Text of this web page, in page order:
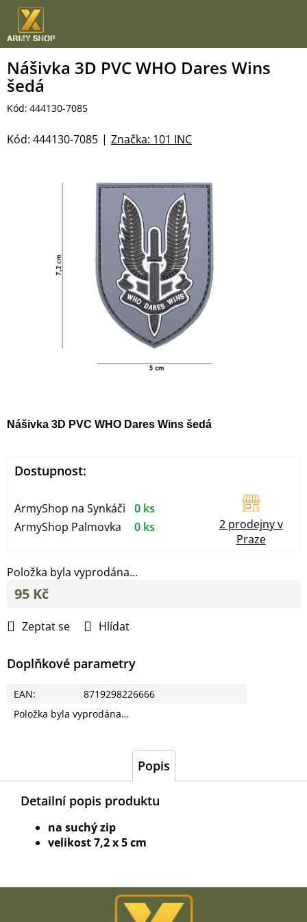
Přejít
obsah
Nášivka 3D PVC WHO Dares Wins
šedá
Kód: 444130-7085
Značka: 101 INC
Kód: 444130-7085
Položka byla vyprodána…
Nášivka 3D PVC WHO Dares Wins šedá
Zeptat se Hlídat
Doplňkové parametry
EAN:
8719298226666
Položka byla vyprodána…
95 Kč
cena:
Dostupnost:
ArmyShop na Synkáči
0 ks
ArmyShop Palmovka
0 ks
2 prodejny v
Praze
Popis
Detailní popis produktu
na suchý zip
velikost 7,2 x 5 cm
Z